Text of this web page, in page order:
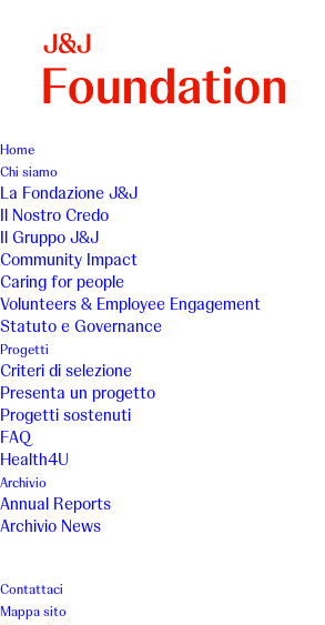
Home
Chi siamo
La Fondazione J&J
Il Nostro Credo
Il Gruppo J&J
Community Impact
Caring for people
Volunteers & Employee Engagement
Statuto e Governance
Progetti
Criteri di selezione
Presenta un progetto
Progetti sostenuti
FAQ
Health4U
Archivio
Annual Reports
Archivio News
Contattaci
Mappa sito
Home